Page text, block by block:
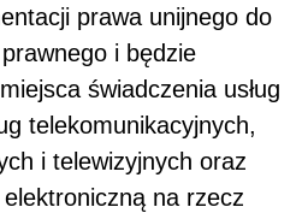
prawa unijnego do
i będzie
świadczenia usług
telekomunikacyjnych,
i telewizyjnych oraz
na rzecz